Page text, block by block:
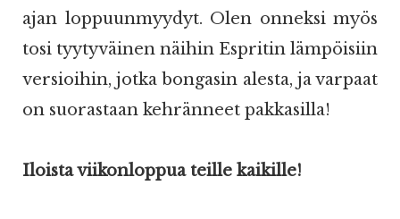
ajan loppuunmyydyt. Olen onneksi myös
tosi tyytyväinen näihin Espritin lämpöisiin
versioihin, jotka bongasin alesta, ja varpaat
on suorastaan kehränneet pakkasilla!
Iloista viikonloppua teille kaikille!